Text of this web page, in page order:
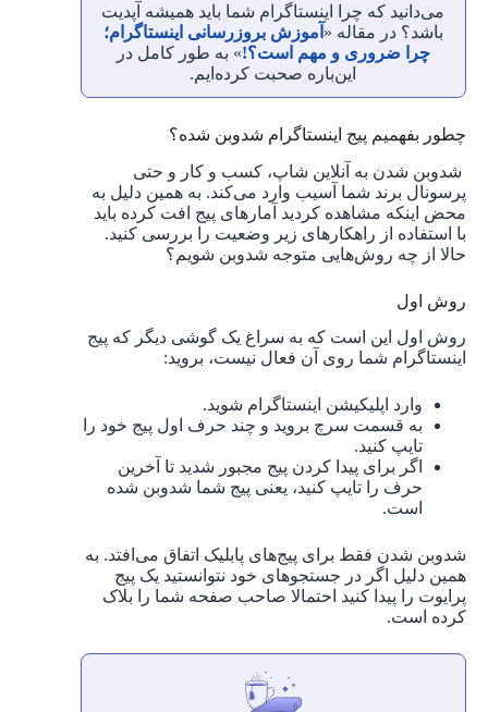
می‌دانید که چرا اینستاگرام شما باید همیشه آپدیت
باشد؟ در مقاله « آموزش بروزرسانی اینستاگرام؛
چرا ضروری و مهم است؟!» به طور کامل در
این‌باره صحبت کرده‌ایم.
چطور بفهمیم پیج اینستاگرام شدوبن شده؟
شدوبن شدن به آنلاین شاپ، کسب و کار و حتی
پرسونال برند شما آسیب وارد می‌کند. به همین دلیل به
محض اینکه مشاهده کردید آمارهای پیج افت کرده باید
با استفاده از راهکارهای زیر وضعیت را بررسی کنید.
حالا از چه روش‌هایی متوجه شدوبن شویم؟
روش اول
روش اول این است که به سراغ یک گوشی دیگر که پیج
اینستاگرام شما روی آن فعال نیست، بروید:
وارد اپلیکیشن اینستاگرام شوید.
به قسمت سرچ بروید و چند حرف اول پیج خود را
تایپ کنید.
اگر برای پیدا کردن پیج مجبور شدید تا آخرین
حرف را تایپ کنید، یعنی پیج شما شدوبن شده
است.
شدوبن شدن فقط برای پیج‌های پابلیک اتفاق می‌افتد. به
همین دلیل اگر در جستجوهای خود نتوانستید یک پیج
پرایوت را پیدا کنید احتمالا صاحب صفحه شما را بلاک
کرده است.